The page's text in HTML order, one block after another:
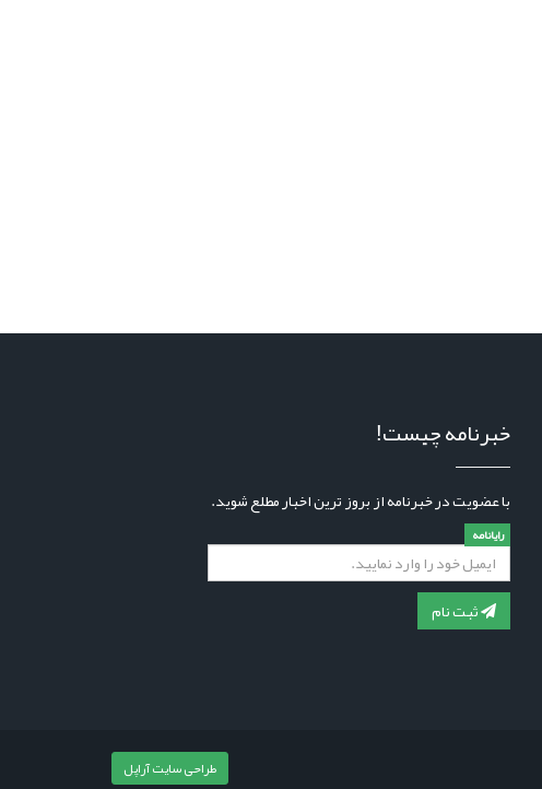
خبرنامه چیست!
با عضویت در خبرنامه از بروز ترین اخبار مطلع شوید.
رایانامه
ثبت نام
طراحی سایت آراپل